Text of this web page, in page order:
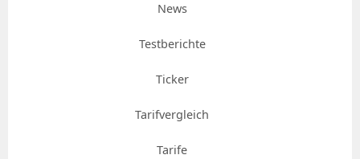
News
Testberichte
Ticker
Tarifvergleich
Tarife